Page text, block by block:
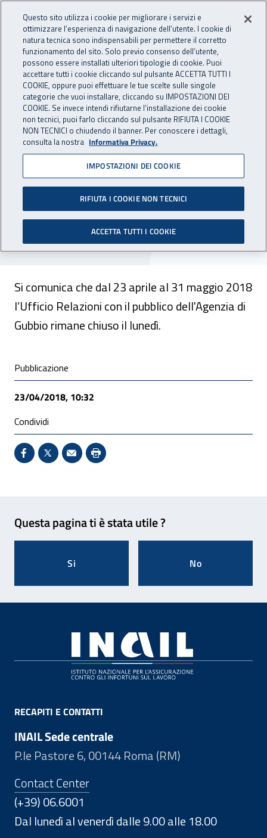
INAIL - Istituto Nazionale
Apri cerca
Navigazione principale
Navigazione - Ti trovi in:
Home Inail comunica Avvisi
Agenzia di Gubbio:
variazione orario Ufficio
Relazioni con il pubblico
L'Ufficio Relazioni con il pubblico dell'Agenzia di
Gubbio rimane chiuso il lunedì dal 23 aprile al 31
maggio 2018.
Si comunica che dal 23 aprile al 31 maggio 2018
l’Ufficio Relazioni con il pubblico dell'Agenzia di
Gubbio rimane chiuso il lunedì.
Condivisione social
Pubblicazione
23/04/2018, 10:32
Condividi
Condividi su Facebook - Sito esterno - Apertura in
X - Sito esterno - Apertura in nuova finestra
Invio Mail: apre il programma di posta
Stampa pagina: scelta meno
Questa pagina ti è stata utile ?
Si No
RECAPITI E CONTATTI
INAIL Sede centrale
P.le Pastore 6, 00144 Roma (RM)
Contact Center
(+39) 06.6001
Dal lunedì al venerdì dalle 9.00 alle 18.00
Questo sito utilizza i cookie per migliorare i servizi e
ottimizzare l’esperienza di navigazione dell’utente. I cookie di
natura tecnica sono indispensabili per permettere il corretto
funzionamento del sito. Solo previo consenso dell’utente,
possono essere installati ulteriori tipologie di cookie. Puoi
accettare tutti i cookie cliccando sul pulsante ACCETTA TUTTI I
COOKIE, oppure puoi effettuare le tue scelte sulle singole
categorie che vuoi installare, cliccando su IMPOSTAZIONI DEI
COOKIE. Se invece intendi rifiutarne l’installazione dei cookie
non tecnici, puoi farlo cliccando sul pulsante RIFIUTA I COOKIE
NON TECNICI o chiudendo il banner. Per conoscere i dettagli,
consulta la nostra Informativa Privacy.
IMPOSTAZIONI DEI COOKIE
RIFIUTA I COOKIE NON TECNICI
ACCETTA TUTTI I COOKIE